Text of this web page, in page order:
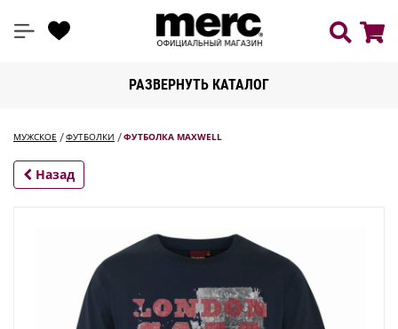
РАЗВЕРНУТЬ КАТАЛОГ
МУЖСКОЕ ФУТБОЛКИ ФУТБОЛКА MAXWELL
Назад